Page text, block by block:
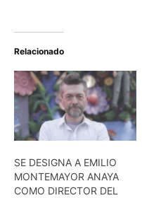
Relacionado
SE DESIGNA A EMILIO
MONTEMAYOR ANAYA
COMO DIRECTOR DEL